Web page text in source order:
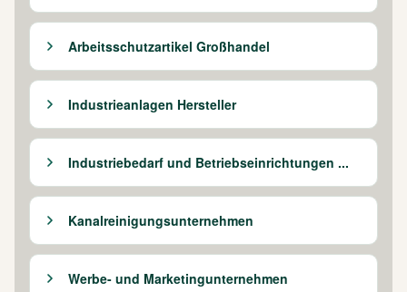
Arbeitsschutzartikel Großhandel
Industrieanlagen Hersteller
Industriebedarf und Betriebseinrichtungen ...
Kanalreinigungsunternehmen
Werbe- und Marketingunternehmen